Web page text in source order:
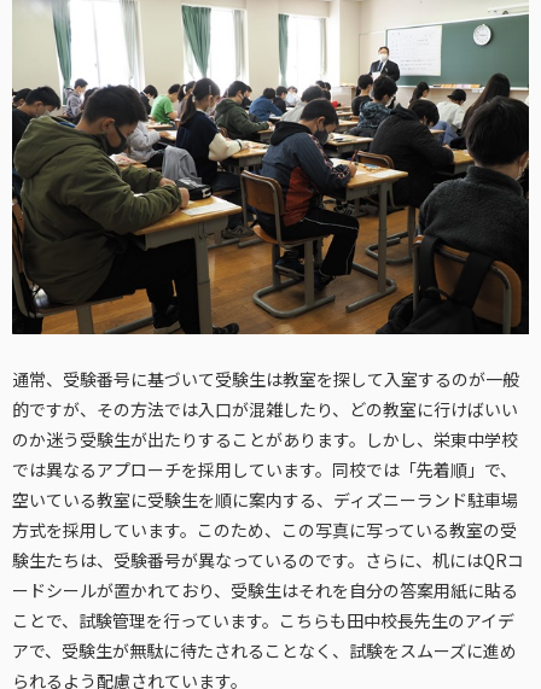
通常、受験番号に基づいて受験生は教室を探して入室するのが一般
的ですが、その方法では入口が混雑したり、どの教室に行けばいい
のか迷う受験生が出たりすることがあります。しかし、栄東中学校
では異なるアプローチを採用しています。同校では「先着順」で、
空いている教室に受験生を順に案内する、ディズニーランド駐車場
方式を採用しています。このため、この写真に写っている教室の受
験生たちは、受験番号が異なっているのです。さらに、机にはQRコ
ードシールが置かれており、受験生はそれを自分の答案用紙に貼る
ことで、試験管理を行っています。こちらも田中校長先生のアイデ
アで、受験生が無駄に待たされることなく、試験をスムーズに進め
られるよう配慮されています。